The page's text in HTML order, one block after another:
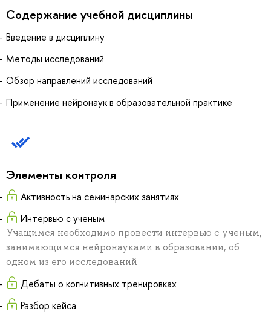
Содержание учебной дисциплины
Введение в дисциплину
Методы исследований
Обзор направлений исследований
Применение нейронаук в образовательной практике
Элементы контроля
Активность на семинарских занятиях
Интервью с ученым
Учащимся необходимо провести интервью с ученым,
занимающимся нейронауками в образовании, об
одном из его исследований
Дебаты о когнитивных тренировках
Разбор кейса